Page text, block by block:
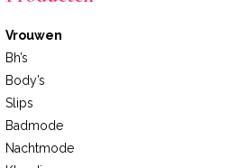
Vrouwen
Bh’s
Body’s
Slips
Badmode
Nachtmode